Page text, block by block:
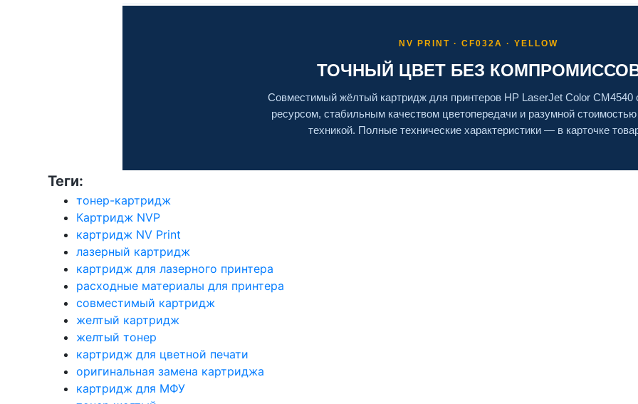
NV PRINT · CF032A · YELLOW
ТОЧНЫЙ ЦВЕТ БЕЗ
Совместимый жёлтый картридж для принтеров HP LaserJet Color
ресурсом, стабильным качеством цветопередачи и разумной
техникой. Полные технические характеристики — в карточке
Теги:
тонер-картридж
Картридж NVP
картридж NV Print
лазерный картридж
картридж для лазерного принтера
расходные материалы для принтера
совместимый картридж
желтый картридж
желтый тонер
картридж для цветной печати
оригинальная замена картриджа
картридж для МФУ